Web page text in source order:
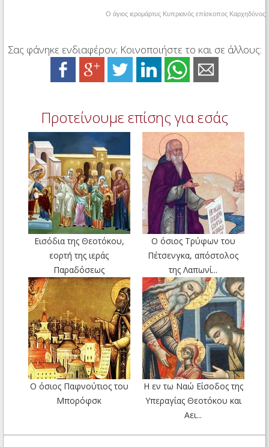
Ο άγιος ιερομάρτυς Κυπριανός επίσκοπος Καρχηδόνος
Σας φάνηκε ενδιαφέρον; Κοινοποιήστε το και σε άλλους:
Προτείνουμε επίσης για εσάς
Εισόδια της Θεοτόκου,
εορτή της ιεράς
Παραδόσεως
Ο όσιος Τρύφων του
Πέτσενγκα, απόστολος
της Λαπωνί...
Ο όσιος Παφνούτιος του
Μπορόφσκ
Η εν τω Ναώ Είσοδος της
Υπεραγίας Θεοτόκου και
Αει...